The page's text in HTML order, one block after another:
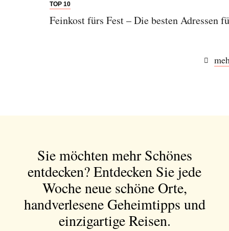
TOP 10
Feinkost fürs Fest – Die besten Adressen
Sie möchten mehr Schönes
entdecken?Entdecken Sie jede
Woche neue schöne Orte,
handverlesene Geheimtipps und
einzigartige Reisen.